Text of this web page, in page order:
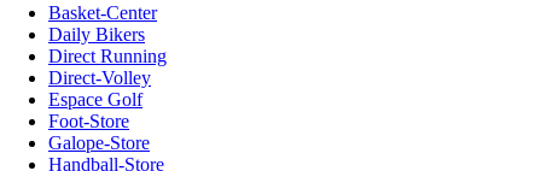
Basket-Center
Daily Bikers
Direct Running
Direct-Volley
Espace Golf
Foot-Store
Galope-Store
Handball-Store